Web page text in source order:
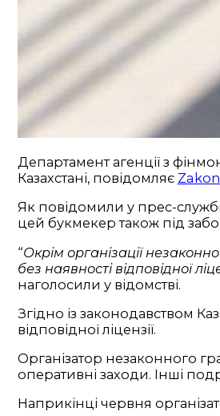
Департамент агенції з
Казахстані, повідомляє
Як повідомили у прес-
цей букмекер також під
“Окрім організації
без наявності відповідної
наголосили у відомстві.
Згідно із законодавством
відповідної ліцензії.
Організатор незаконного
оперативні заходи. Інші
Наприкінці червня